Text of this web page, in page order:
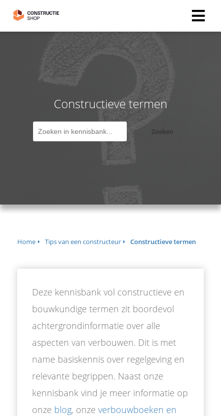
Constructieve termen
Zoeken
Home Tips van een constructeur Constructieve termen
Deze kennisbank vol constructieve en
bouwkundige termen zit boordevol
achtergrondinformatie over alle
aspecten van verbouwen. Dit is met
name basiskennis over regelgeving en
relevante begrippen. Naast onze
kennisbank vind je meer informatie op
onze blog, onze verbouwboeken en